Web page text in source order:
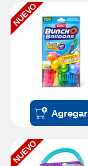
NUEVO
Agregar
NUEVO